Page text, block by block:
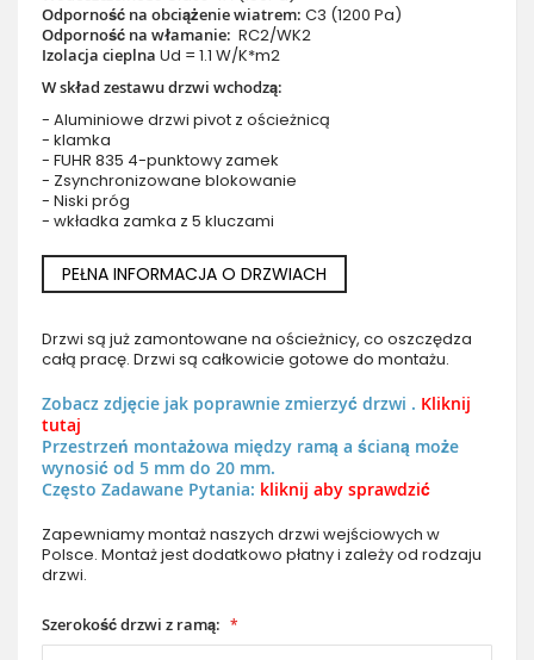
Odporność na obciążenie wiatrem: C3 (1200 Pa)
Odporność na włamanie: RC2/WK2
Izolacja cieplna Ud = 1.1 W/K*m2
W skład zestawu drzwi wchodzą:
- Aluminiowe drzwi pivot z ościeżnicą
- klamka
- FUHR 835 4-punktowy zamek
- Zsynchronizowane blokowanie
- Niski próg
- wkładka zamka z 5 kluczami
PEŁNA INFORMACJA O DRZWIACH
Drzwi są już zamontowane na ościeżnicy, co oszczędza
całą pracę. Drzwi są całkowicie gotowe do montażu.
Zobacz zdjęcie jak poprawnie zmierzyć drzwi . Kliknij
tutaj
Przestrzeń montażowa między ramą a ścianą może
wynosić od 5 mm do 20 mm.
Często Zadawane Pytania: kliknij aby sprawdzić
Zapewniamy montaż naszych drzwi wejściowych w
Polsce. Montaż jest dodatkowo płatny i zależy od rodzaju
drzwi.
Szerokość drzwi z ramą: